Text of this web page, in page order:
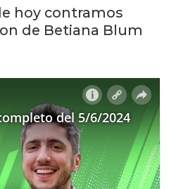
hoy contramos
de Betiana Blum